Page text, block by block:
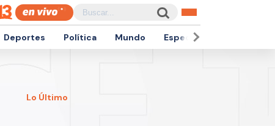
Deportes Política Mundo Espectáculos
Lo Último